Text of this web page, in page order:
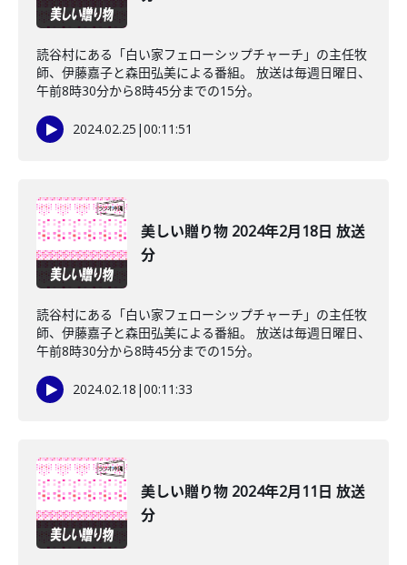
読谷村にある「白い家フェローシップチャーチ」の主任牧
師、伊藤嘉子と森田弘美による番組。 放送は毎週日曜日、
午前8時30分から8時45分までの15分。
2024.02.25 |00:11:51
美しい贈り物 2024年2月18日 放送
分
読谷村にある「白い家フェローシップチャーチ」の主任牧
師、伊藤嘉子と森田弘美による番組。 放送は毎週日曜日、
午前8時30分から8時45分までの15分。
2024.02.18 |00:11:33
美しい贈り物 2024年2月11日 放送
分